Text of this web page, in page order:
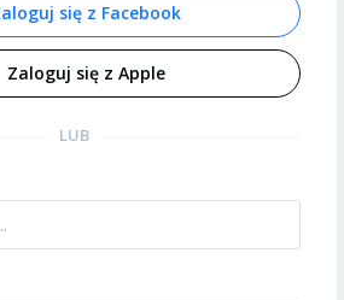
się z Facebook
Zaloguj się z Apple
LUB